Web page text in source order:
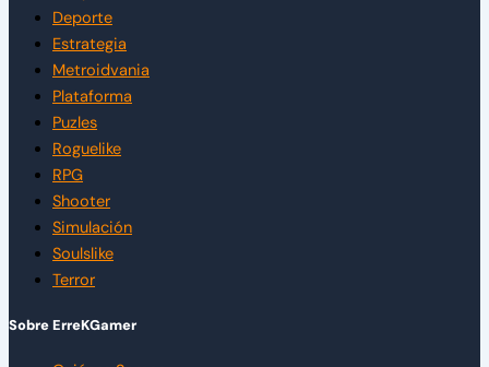
Deporte
Estrategia
Metroidvania
Plataforma
Puzles
Roguelike
RPG
Shooter
Simulación
Soulslike
Terror
Sobre ErreKGamer